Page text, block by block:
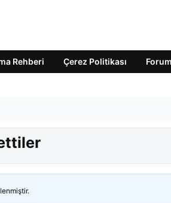
Rehberi Çerez Politikası Forum